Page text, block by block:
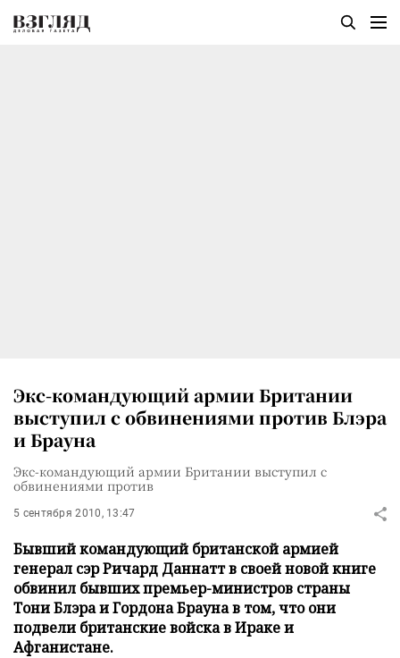
Экс-командующий армии Британии
выступил с обвинениями против Блэра
и Брауна
Экс-командующий армии Британии выступил с
обвинениями против
5 сентября 2010, 13:47
Бывший командующий британской армией
генерал сэр Ричард Даннатт в своей новой книге
обвинил бывших премьер-министров страны
Тони Блэра и Гордона Брауна в том, что они
подвели британские войска в Ираке и
Афганистане.